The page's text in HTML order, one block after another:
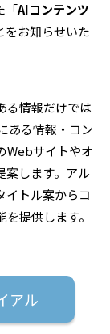
「AIコンテンツ
をお知らせいた
る情報だけでは
ある情報・コン
Webサイトやオ
案します。アル
イトル案からコ
提供します。
アル